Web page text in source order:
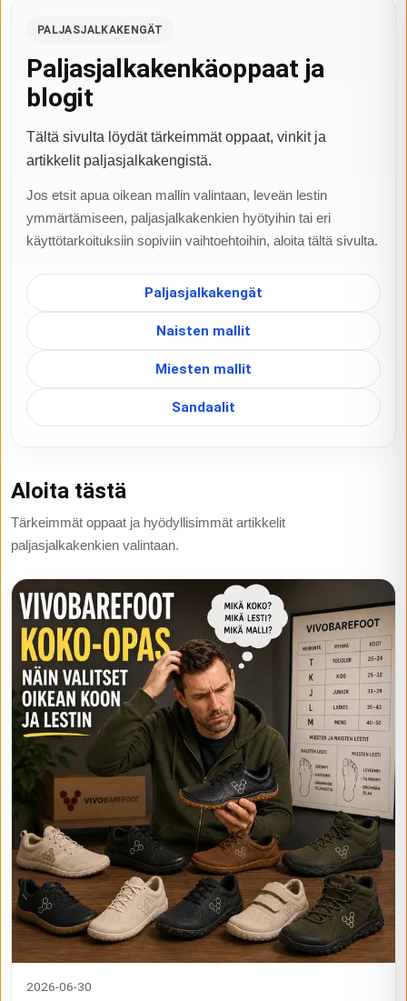
PALJASJALKAKENGÄT
Paljasjalkakenkäoppaat ja
blogit
Tältä sivulta löydät tärkeimmät oppaat, vinkit ja
artikkelit paljasjalkakengistä.
Jos etsit apua oikean mallin valintaan, leveän lestin
ymmärtämiseen, paljasjalkakenkien hyötyihin tai eri
käyttötarkoituksiin sopiviin vaihtoehtoihin, aloita tältä sivulta.
Paljasjalkakengät
Naisten mallit
Miesten mallit
Sandaalit
Aloita tästä
Tärkeimmät oppaat ja hyödyllisimmät artikkelit
paljasjalkakenkien valintaan.
2026-06-30